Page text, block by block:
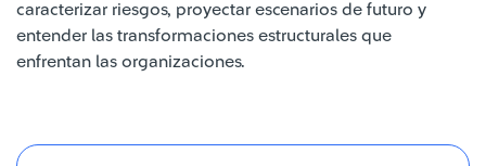
caracterizar riesgos, proyectar escenarios de futuro y
entender las transformaciones estructurales que
enfrentan las organizaciones.